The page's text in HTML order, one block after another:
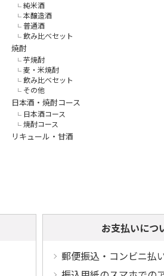
純米酒
本醸造酒
普通酒
飲み比べセット
焼酎
芋焼酎
麦・米焼酎
飲み比べセット
その他
日本酒・焼酎コース
日本酒コース
焼酎コース
リキュール・甘酒
お支払いにつ
郵便振込・コンビニ払